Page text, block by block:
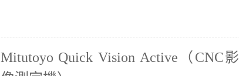
Mitutoyo Quick Vision Active（CNC影